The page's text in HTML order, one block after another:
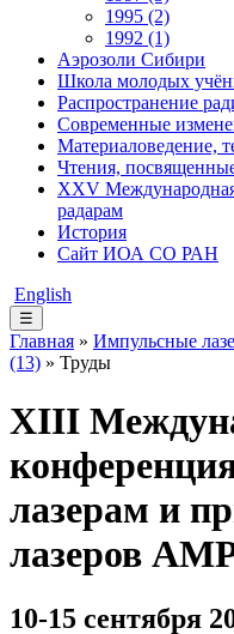
1995 (2)
1992 (1)
Аэрозоли Сибири
Школа молодых
Распространение
Современные
Материаловедение,
Чтения,
XXV
радарам
История
Сайт ИОА СО РАН
English
☰
Главная » Импульсные
(13) » Труды
XIII
лазерам и
лазеров
10-15 сентября